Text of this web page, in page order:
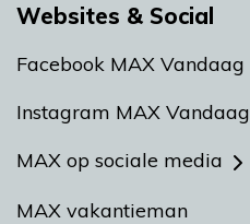
Websites & Social
Facebook MAX Vandaag
Instagram MAX Vandaag
MAX op sociale media
MAX vakantieman